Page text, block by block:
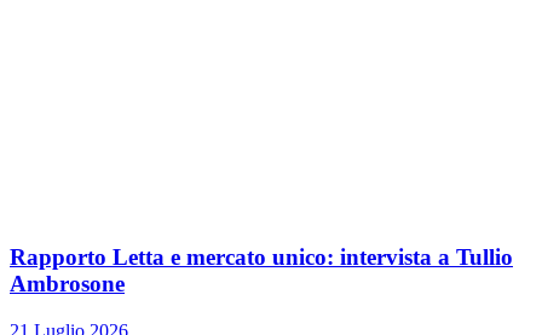
Rapporto Letta e mercato unico: intervista a Tullio
Ambrosone
21 Luglio 2026